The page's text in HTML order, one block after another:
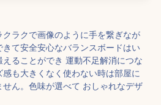
ラクで画像のように手を繋ぎなが
て安全安心なバランスボードはい
ることができ 運動不足解消につな
も大きくなく使わない時は部屋に
ん。色味が選べて おしゃれなデザ